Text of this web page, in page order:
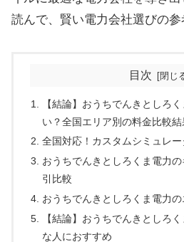
読んで、賢い電力会社選びの参
目次
【結論】おうちでんきとしろ
い？全国エリア別の料金比較結
全国対応！カスタムシミュレー
おうちでんきとしろくま電力
引比較
おうちでんきとしろくま電力
【結論】おうちでんきとしろ
な人におすすめ